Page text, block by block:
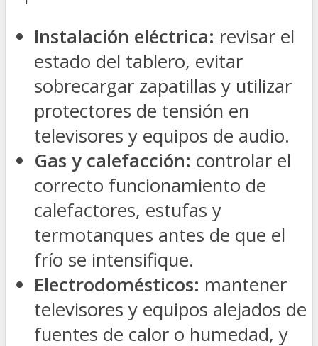
Instalación eléctrica: revisar el
estado del tablero, evitar
sobrecargar zapatillas y utilizar
protectores de tensión en
televisores y equipos de audio.
Gas y calefacción: controlar el
correcto funcionamiento de
calefactores, estufas y
termotanques antes de que el
frío se intensifique.
Electrodomésticos: mantener
televisores y equipos alejados de
fuentes de calor o humedad, y